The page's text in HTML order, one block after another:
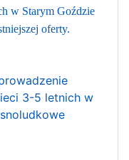
w Starym Goździe
oferty.
3-5 letnich w